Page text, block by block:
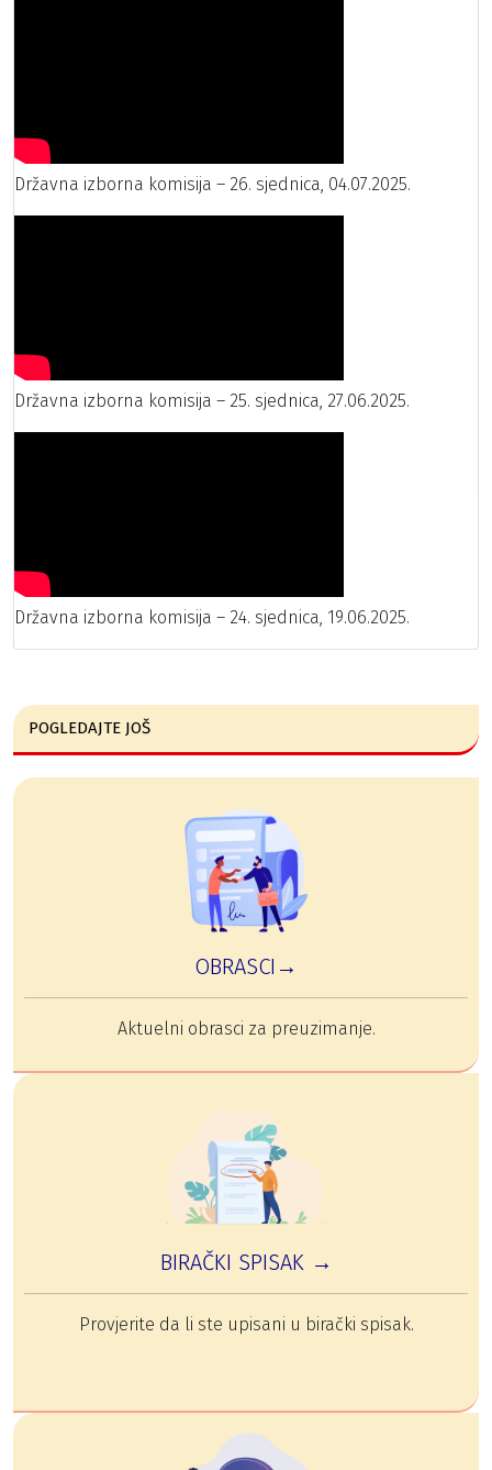
Državna izborna komisija – 26. sjednica, 04.07.2025.
Državna izborna komisija – 25. sjednica, 27.06.2025.
Državna izborna komisija – 24. sjednica, 19.06.2025.
POGLEDAJTE JOŠ
OBRASCI→
Aktuelni obrasci za preuzimanje.
BIRAČKI SPISAK →
Provjerite da li ste upisani u birački spisak.